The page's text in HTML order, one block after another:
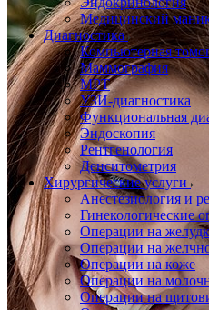
Медицинский
Диагностика
Компьютерная
Маммография
МРТ
УЗИ-диагностика
Функциональная
Эндоскопия
Рентгенология
Денситометрия
Хирургические услуги
Анестезиология и
Гинекологические
Операции на
Операции на
Операции на коже
Операции на
Операции на